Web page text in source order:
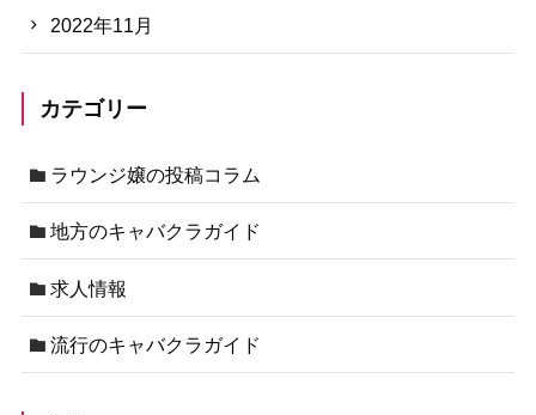
2022年11月
カテゴリー
ラウンジ嬢の投稿コラム
地方のキャバクラガイド
求人情報
流行のキャバクラガイド